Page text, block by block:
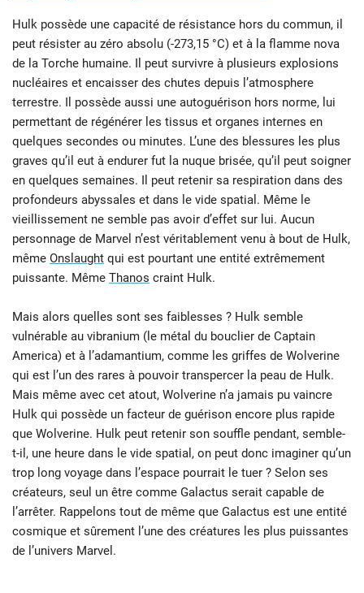
Hulk possède une capacité de résistance hors du commun, il
peut résister au zéro absolu (-273,15 °C) et à la flamme nova
de la Torche humaine. Il peut survivre à plusieurs explosions
nucléaires et encaisser des chutes depuis l’atmosphere
terrestre. Il possède aussi une autoguérison hors norme, lui
permettant de régénérer les tissus et organes internes en
quelques secondes ou minutes. L’une des blessures les plus
graves qu’il eut à endurer fut la nuque brisée, qu’il peut soigner
en quelques semaines. Il peut retenir sa respiration dans des
profondeurs abyssales et dans le vide spatial. Même le
vieillissement ne semble pas avoir d’effet sur lui. Aucun
personnage de Marvel n’est véritablement venu à bout de Hulk,
même Onslaught qui est pourtant une entité extrêmement
puissante. Même Thanos craint Hulk.
Mais alors quelles sont ses faiblesses ? Hulk semble
vulnérable au vibranium (le métal du bouclier de Captain
America) et à l’adamantium, comme les griffes de Wolverine
qui est l’un des rares à pouvoir transpercer la peau de Hulk.
Mais même avec cet atout, Wolverine n’a jamais pu vaincre
Hulk qui possède un facteur de guérison encore plus rapide
que Wolverine. Hulk peut retenir son souffle pendant, semble-
t-il, une heure dans le vide spatial, on peut donc imaginer qu’un
trop long voyage dans l’espace pourrait le tuer ? Selon ses
créateurs, seul un être comme Galactus serait capable de
l’arrêter. Rappelons tout de même que Galactus est une entité
cosmique et sûrement l’une des créatures les plus puissantes
de l’univers Marvel.